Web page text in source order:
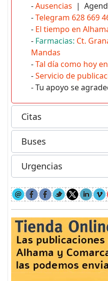
-Ausencias |
-Telegram 628 669
- El tiempo en
- Farmacias: Ct.
Mandas
-Tal día como hoy
-Servicio de
- Tu apoyo se
Citas
Buses
Urgencias